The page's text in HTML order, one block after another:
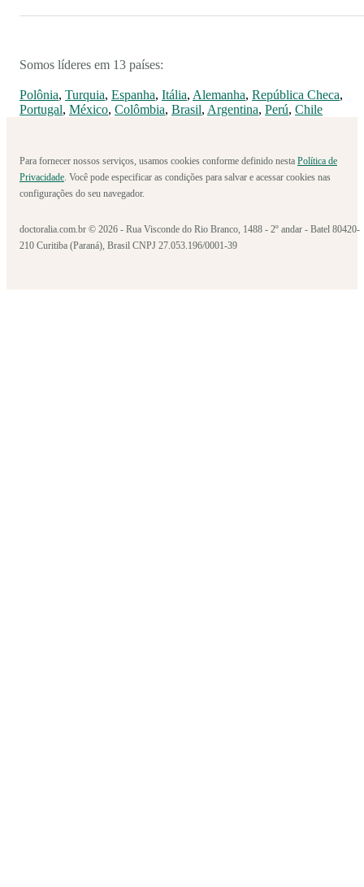
Somos líderes em 13 países:
Polônia, Turquia, Espanha, Itália, Alemanha, República Checa,
Portugal, México, Colômbia, Brasil, Argentina, Perú, Chile
Para fornecer nossos serviços, usamos cookies conforme definido nesta Política de
Privacidade. Você pode especificar as condições para salvar e acessar cookies nas
configurações do seu navegador.
doctoralia.com.br © 2026 - Rua Visconde do Rio Branco, 1488 - 2º andar - Batel 80420-
210 Curitiba (Paraná), Brasil CNPJ 27.053.196/0001-39